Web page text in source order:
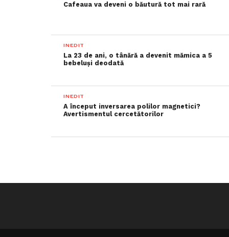
Cafeaua va deveni o băutură tot mai rară
INEDIT
La 23 de ani, o tânără a devenit mămica a 5
bebeluși deodată
INEDIT
A început inversarea polilor magnetici?
Avertismentul cercetătorilor